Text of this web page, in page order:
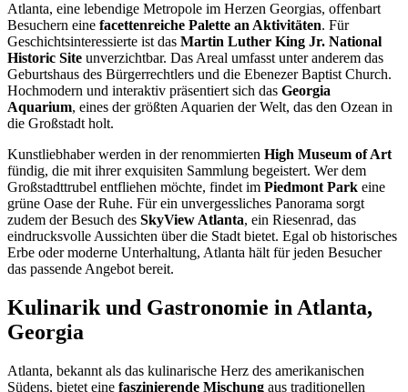
Atlanta, eine lebendige Metropole im Herzen Georgias, offenbart
Besuchern eine facettenreiche Palette an Aktivitäten. Für
Geschichtsinteressierte ist das Martin Luther King Jr. National
Historic Site unverzichtbar. Das Areal umfasst unter anderem das
Geburtshaus des Bürgerrechtlers und die Ebenezer Baptist Church.
Hochmodern und interaktiv präsentiert sich das Georgia
Aquarium, eines der größten Aquarien der Welt, das den Ozean in
die Großstadt holt.
Kunstliebhaber werden in der renommierten High Museum of Art
fündig, die mit ihrer exquisiten Sammlung begeistert. Wer dem
Großstadttrubel entfliehen möchte, findet im Piedmont Park eine
grüne Oase der Ruhe. Für ein unvergessliches Panorama sorgt
zudem der Besuch des SkyView Atlanta, ein Riesenrad, das
eindrucksvolle Aussichten über die Stadt bietet. Egal ob historisches
Erbe oder moderne Unterhaltung, Atlanta hält für jeden Besucher
das passende Angebot bereit.
Kulinarik und Gastronomie in Atlanta,
Georgia
Atlanta, bekannt als das kulinarische Herz des amerikanischen
Südens, bietet eine faszinierende Mischung aus traditionellen